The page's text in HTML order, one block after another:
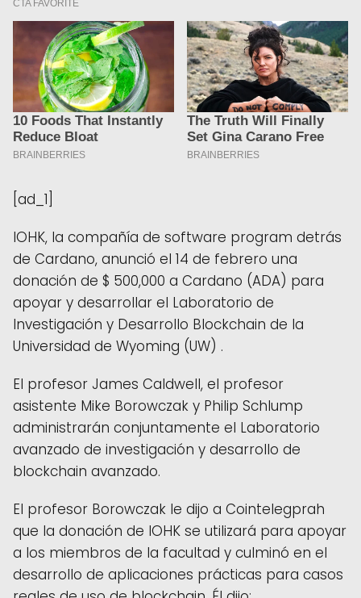
[ad_1]
IOHK, la compañía de software program detrás
de Cardano, anunció el 14 de febrero una
donación de $ 500,000 a Cardano (ADA) para
apoyar y desarrollar el Laboratorio de
Investigación y Desarrollo Blockchain de la
Universidad de Wyoming (UW) .
El profesor James Caldwell, el profesor
asistente Mike Borowczak y Philip Schlump
administrarán conjuntamente el Laboratorio
avanzado de investigación y desarrollo de
blockchain avanzado.
El profesor Borowczak le dijo a Cointelegprah
que la donación de IOHK se utilizará para apoyar
a los miembros de la facultad y culminó en el
desarrollo de aplicaciones prácticas para casos